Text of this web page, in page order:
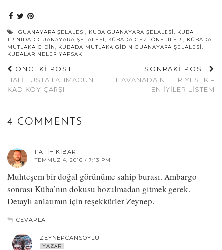
GUANAYARA ŞELALESI, KÜBA GUANAYARA ŞELALESI, KÜBA
TRINIDAD GUANAYARA ŞELALESI, KÜBADA GEZI ÖNERILERI, KÜBADA
MUTLAKA GIDIN, KÜBADA MUTLAKA GIDIN GUANAYARA ŞELALESI,
KÜBALAR NELER YAPSAK
ÖNCEKİ POST
HALIL USTA LAHMACUN
KADIKÖY ÇARŞI
SONRAKİ POST
HAVANADA NELER YESEK –
EN İYILER LISTEM
4 COMMENTS
FATIH KIBAR
TEMMUZ 4, 2016 / 7:13 PM
Muhteşem bir doğal görünüme sahip burası. Ambargo
sonrası Küba’nın dokusu bozulmadan gitmek gerek.
Detaylı anlatımın için teşekkürler Zeynep.
CEVAPLA
ZEYNEPCANSOYLU
YAZAR